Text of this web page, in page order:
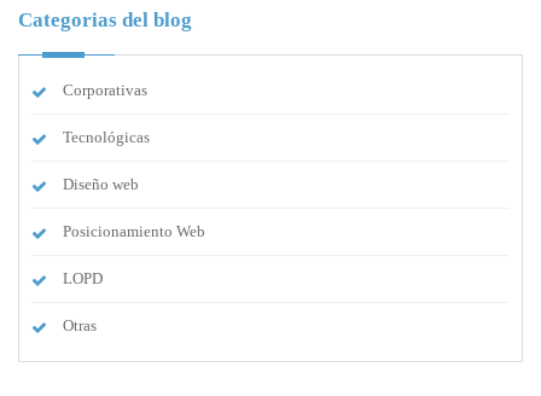
Categorias del blog
Corporativas
Tecnológicas
Diseño web
Posicionamiento Web
LOPD
Otras